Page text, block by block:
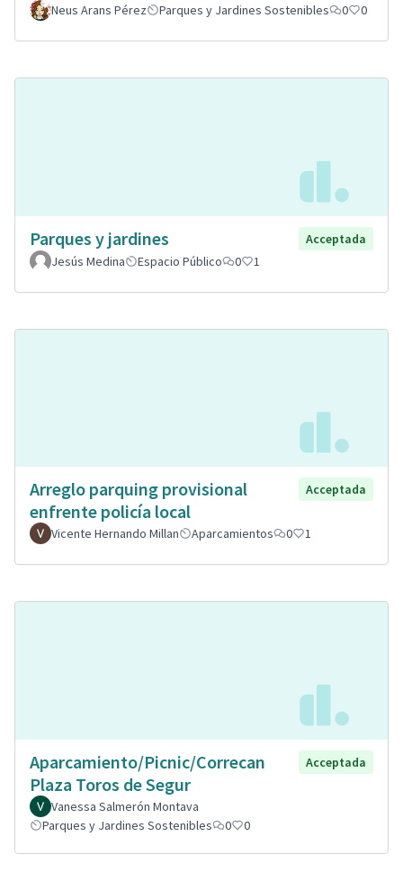
Neus Arans Pérez Parques y Jardines Sostenibles 0 0
Parques y jardines
Acceptada
Jesús Medina
Espacio Público 0 1
Arreglo parquing provisional
enfrente policía local
Acceptada
Vicente Hernando Millan Aparcamientos 0 1
Aparcamiento/Picnic/Correcan
Plaza Toros de Segur
Acceptada
Vanessa Salmerón Montava
Parques y Jardines Sostenibles
0 0